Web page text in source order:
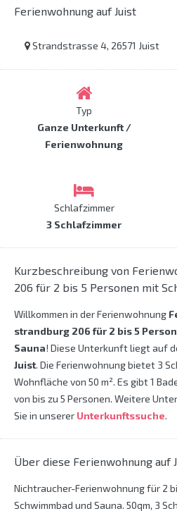
Ferienwohnung auf Juist
Strandstrasse 4, 26571 Juist
Typ
Ganze Unterkunft /
Ferienwohnung
Schlafzimmer
3 Schlafzimmer
Kurzbeschreibung von
206 für 2 bis 5 Personen mit
Willkommen in der Ferienwohnung
strandburg 206 für 2 bis 5
Sauna! Diese Unterkunft liegt auf
Juist. Die Ferienwohnung bietet 3
Wohnfläche von 50 m². Es gibt 1
von bis zu 5 Personen. Weitere
Sie in unserer Unterkunftssuche.
Über diese Ferienwohnung auf
Nichtraucher-Ferienwohnung für 2
Schwimmbad und Sauna. 50qm, 3